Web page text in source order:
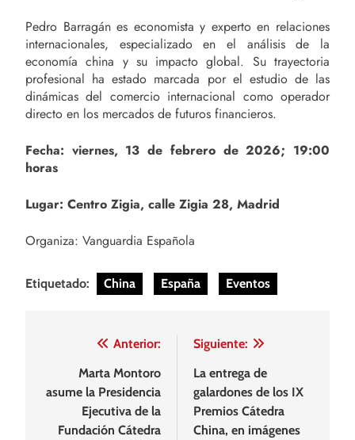
Pedro Barragán es economista y experto en relaciones
internacionales, especializado en el análisis de la
economía china y su impacto global. Su trayectoria
profesional ha estado marcada por el estudio de las
dinámicas del comercio internacional como operador
directo en los mercados de futuros financieros.
Fecha: viernes, 13 de febrero de 2026; 19:00
horas
Lugar: Centro Zigia, calle Zigia 28, Madrid
Organiza: Vanguardia Española
Etiquetado: China España Eventos
Navegación
entradas
Anterior:
Marta Montoro
asume la Presidencia
Ejecutiva de la
Fundación Cátedra
Siguiente:
La entrega de
galardones de los IX
Premios Cátedra
China, en imágenes